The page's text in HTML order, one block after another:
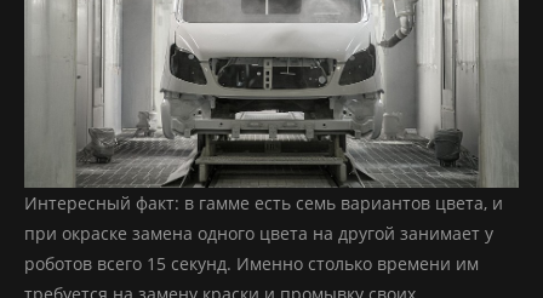
Интересный факт: в гамме есть семь вариантов цвета, и
при окраске замена одного цвета на другой занимает у
роботов всего 15 секунд. Именно столько времени им